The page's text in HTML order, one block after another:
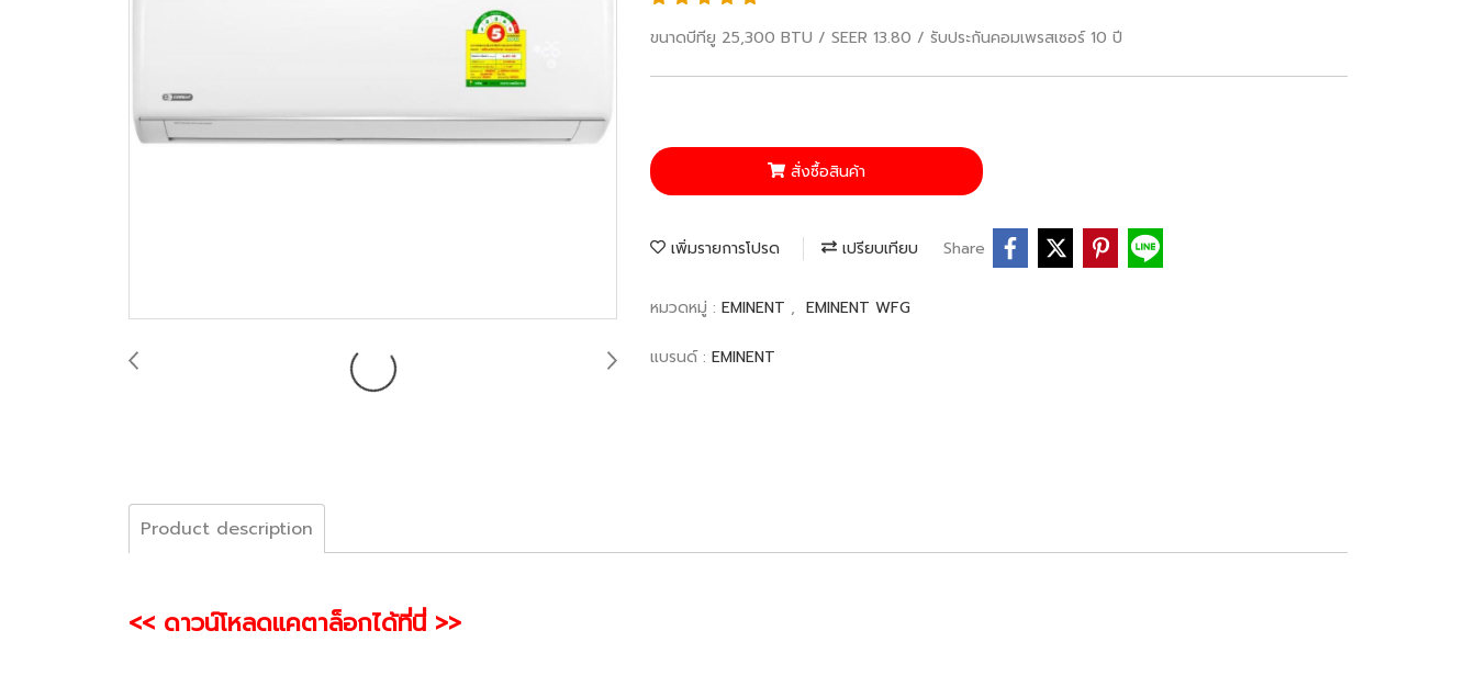
ขนาดบีทียู 25,300 BTU / SEER 13.80 / รับประกันคอมเพรสเซอร์ 10 ปี
สั่งซื้อสินค้า
เพิ่มรายการโปรด เปรียบเทียบ Share
หมวดหมู่ : EMINENT , EMINENT WFG
แบรนด์ : EMINENT
Product description
<< ดาวน์โหลดแคตาล็อกได้ที่นี่ >>